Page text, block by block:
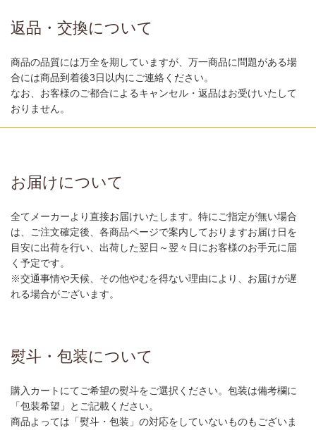
返品・交換について
商品の品質には万全を期していますが、万一商品に問題がある場
合には商品到着後3日以内にご連絡ください。
なお、お客様のご都合によるキャンセル・返品はお受けいたして
おりません。
お届けについて
全てメーカーより直接お届けいたします。特にご指定が無い場合
は、ご注文確定後、各商品ページで案内しておりますお届け日を
目安に出荷を行い、出荷した翌日～翌々日にお客様のお手元に届
く予定です。
※交通事情や天候、その他やむを得ない理由により、お届けが遅
れる場合がございます。
熨斗・包装について
購入カートにてご希望の熨斗をご選択ください。包装は備考欄に
「包装希望」とご記載ください。
商品よっては「熨斗・包装」の対応をしていないものもございま